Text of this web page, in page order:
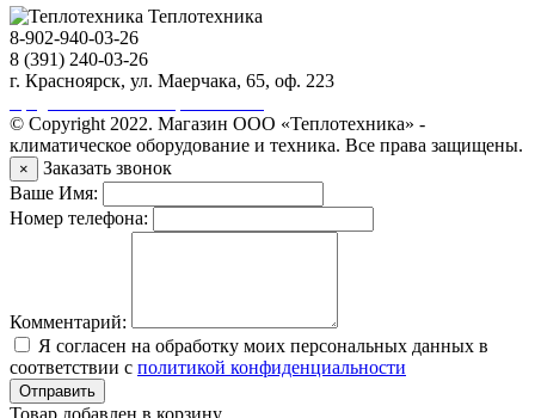
Теплотехника
8-902-940-03-26
8 (391) 240-03-26
г. Красноярск, ул. Маерчака, 65, оф. 223
© Copyright 2022. Магазин ООО «Теплотехника» -
климатическое оборудование и техника. Все права защищены.
×
Заказать звонок
Ваше Имя:
Номер телефона:
Комментарий:
Я согласен на обработку моих персональных данных в
соответствии с политикой конфиденциальности
Отправить
Товар добавлен в корзину